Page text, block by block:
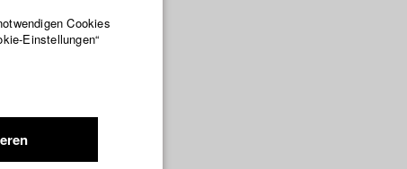
time,
thriller
film
Cookies
Einstellungen“